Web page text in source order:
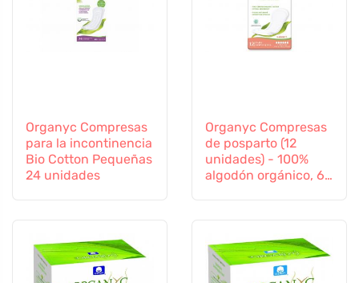
Organyc Compresas
para la incontinencia
Bio Cotton Pequeñas
24 unidades
Organyc Compresas
de posparto (12
unidades) - 100%
algodón orgánico, 6